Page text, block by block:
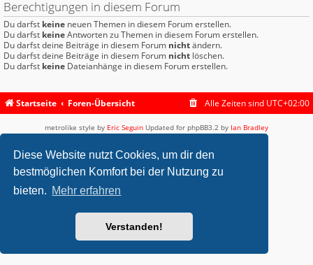
Diese Website nutzt Cookies, um dir den
bestmöglichen Komfort bei der Nutzung zu
bieten. Mehr erfahren
Verstanden!
Berechtigungen in diesem Forum
Du darfst keine neuen Themen in diesem Forum erstellen.
Du darfst keineAntworten zu Themen in diesem Forum erstellen.
Du darfst deine Beiträge in diesem Forum nichtändern.
Du darfst deine Beiträge in diesem Forum nicht löschen.
Du darfst keine Dateianhänge in diesem Forum erstellen.
Startseite Foren-Übersicht Alle Zeiten sind UTC+02:00
metrolike style by Eric Seguin Updated for phpBB3.2 by Ian Bradley
Deutsche Übersetzung durchphpBB.de
Datenschutz
| Nutzungsbedingungen